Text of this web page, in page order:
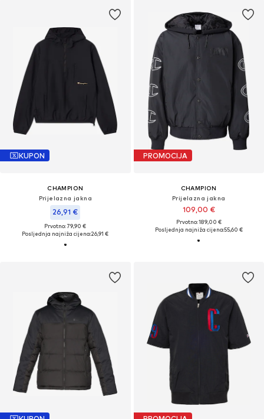
KUPON
CHAMPION
Prijelazna jakna
26,91 €
Prvotno: 79,90 €
Posljednja najniža cijena:26,91 €
PROMOCIJA
CHAMPION
Prijelazna jakna
109,00 €
Prvotno: 189,00 €
Posljednja najniža cijena:55,60 €